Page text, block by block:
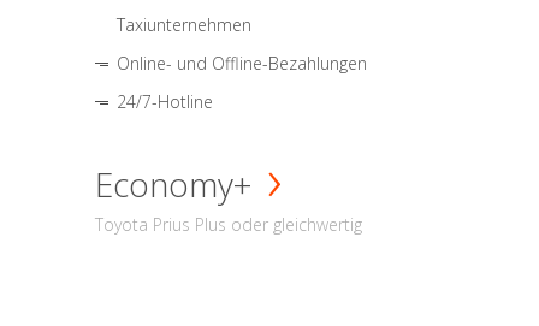
Taxiunternehmen
Online- und Offline-Bezahlungen
24/7-Hotline
Economy+
Toyota Prius Plus oder gleichwertig